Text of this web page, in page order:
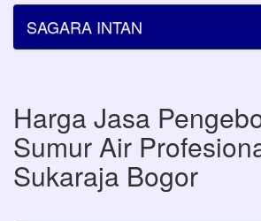
SAGARA INTAN
Harga Jasa
Sumur Air
Sukaraja Bogor